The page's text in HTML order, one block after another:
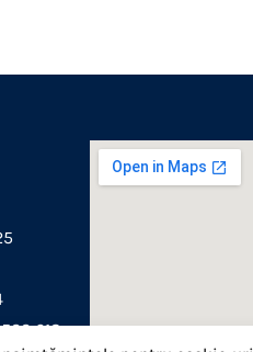
618